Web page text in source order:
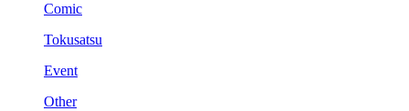
Comic
Tokusatsu
Event
Other